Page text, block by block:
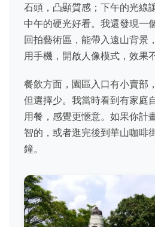
石頭，凸顯質感；下午的光線
中午的硬光好看。我還發現一
回拍藝術區，能帶入遠山背景
用手機，開啟人像模式，效果
餐飲方面，園區入口有小賣部
但選擇少。我當時看到有家庭
用餐，感覺更愜意。如果你計
智的，或者逛完後到華山咖啡
鐘。